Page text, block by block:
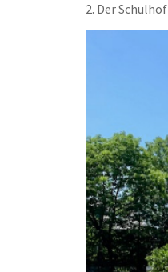
2. Der